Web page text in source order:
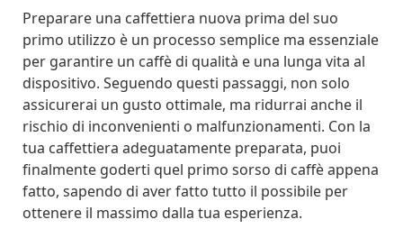
Preparare una caffettiera nuova prima del suo
primo utilizzo è un processo semplice ma essenziale
per garantire un caffè di qualità e una lunga vita al
dispositivo. Seguendo questi passaggi, non solo
assicurerai un gusto ottimale, ma ridurrai anche il
rischio di inconvenienti o malfunzionamenti. Con la
tua caffettiera adeguatamente preparata, puoi
finalmente goderti quel primo sorso di caffè appena
fatto, sapendo di aver fatto tutto il possibile per
ottenere il massimo dalla tua esperienza.